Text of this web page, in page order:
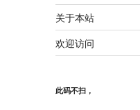
关于本站
欢迎访问
此码不扫，